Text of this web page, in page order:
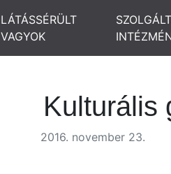
LÁTÁSSÉRÜLT
VAGYOK
Kulturális
2016. november 23.